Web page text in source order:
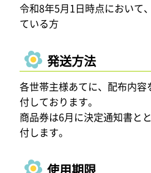
令和8年5月1日時点において
ている方
発送方法
各世帯主様あてに、配布内
付しております。
商品券は6月に決定通知書と
付します。